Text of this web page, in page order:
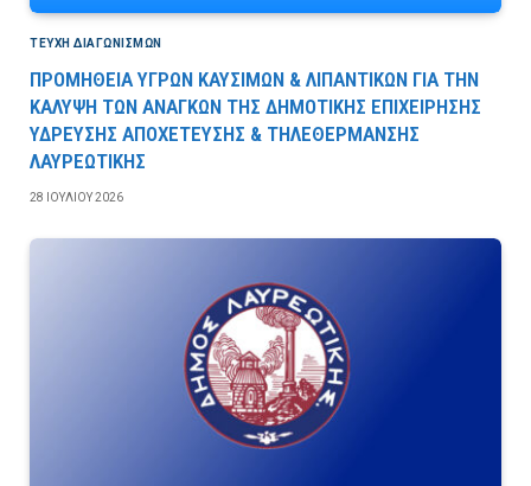
ΤΕΎΧΗ ΔΙΑΓΩΝΙΣΜΏΝ
ΠΡΟΜΗΘΕΙΑ ΥΓΡΩΝ ΚΑΥΣΙΜΩΝ & ΛΙΠΑΝΤΙΚΩΝ ΓΙΑ ΤΗΝ
ΚΑΛΥΨΗ ΤΩΝ ΑΝΑΓΚΩΝ ΤΗΣ ΔΗΜΟΤΙΚΗΣ ΕΠΙΧΕΙΡΗΣΗΣ
ΥΔΡΕΥΣΗΣ ΑΠΟΧΕΤΕΥΣΗΣ & ΤΗΛΕΘΕΡΜΑΝΣΗΣ
ΛΑΥΡΕΩΤΙΚΗΣ
28 ΙΟΥΛΊΟΥ 2026